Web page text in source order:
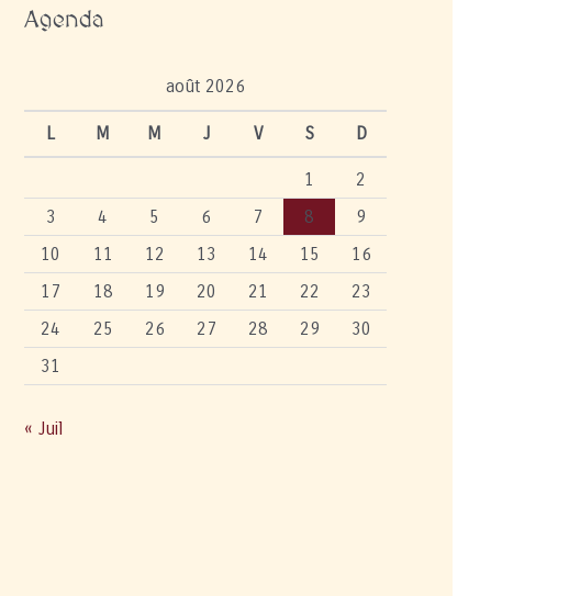
Agenda
août 2026
L M M J V S D
1
2
3
4 5 6 7 8
9
10
11 12 13 14 15
16
17
18 19 20 21 22
23
24
25 26 27 28 29
30
31
« Juil